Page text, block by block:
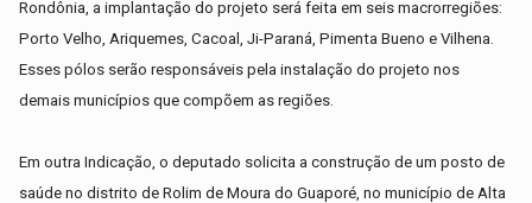
Rondônia, a implantação do projeto será feita em seis macrorregiões:
Porto Velho, Ariquemes, Cacoal, Ji-Paraná, Pimenta Bueno e Vilhena.
Esses pólos serão responsáveis pela instalação do projeto nos
demais municípios que compõem as regiões.
Em outra Indicação , o deputado solicita a construção de um posto de
saúde no distrito de Rolim de Moura do Guaporé, no município de Alta